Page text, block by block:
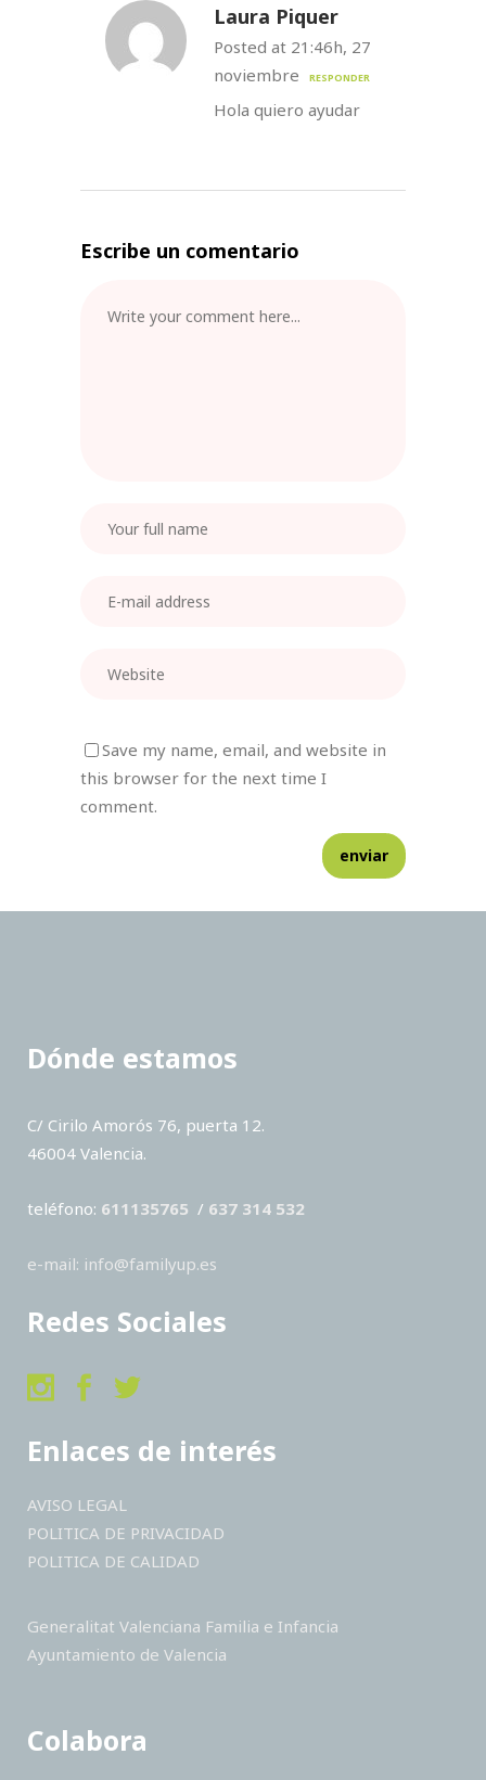
Laura Piquer
Posted at 21:46h, 27
noviembre
RESPONDER
Hola quiero ayudar
Escribe un comentario
Save my name, email, and website in
this browser for the next time I
comment.
Dónde estamos
C/ Cirilo Amorós 76, puerta 12.
46004 Valencia.
teléfono: 611135765 / 637 314 532
e-mail: info@familyup.es
Redes Sociales
Enlaces de interés
AVISO LEGAL
POLITICA DE PRIVACIDAD
POLITICA DE CALIDAD
Generalitat Valenciana Familia e Infancia
Ayuntamiento de Valencia
Colabora